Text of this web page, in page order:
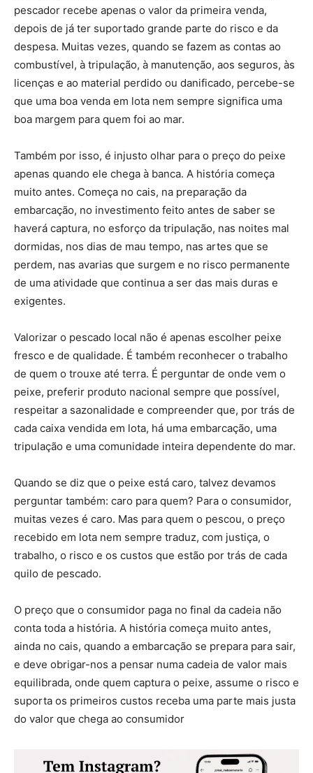
pescador recebe apenas o valor da primeira venda,
depois de já ter suportado grande parte do risco e da
despesa. Muitas vezes, quando se fazem as contas ao
combustível, à tripulação, à manutenção, aos seguros, às
licenças e ao material perdido ou danificado, percebe-se
que uma boa venda em lota nem sempre significa uma
boa margem para quem foi ao mar.
Também por isso, é injusto olhar para o preço do peixe
apenas quando ele chega à banca. A história começa
muito antes. Começa no cais, na preparação da
embarcação, no investimento feito antes de saber se
haverá captura, no esforço da tripulação, nas noites mal
dormidas, nos dias de mau tempo, nas artes que se
perdem, nas avarias que surgem e no risco permanente
de uma atividade que continua a ser das mais duras e
exigentes.
Valorizar o pescado local não é apenas escolher peixe
fresco e de qualidade. É também reconhecer o trabalho
de quem o trouxe até terra. É perguntar de onde vem o
peixe, preferir produto nacional sempre que possível,
respeitar a sazonalidade e compreender que, por trás de
cada caixa vendida em lota, há uma embarcação, uma
tripulação e uma comunidade inteira dependente do mar.
Quando se diz que o peixe está caro, talvez devamos
perguntar também: caro para quem? Para o consumidor,
muitas vezes é caro. Mas para quem o pescou, o preço
recebido em lota nem sempre traduz, com justiça, o
trabalho, o risco e os custos que estão por trás de cada
quilo de pescado.
O preço que o consumidor paga no final da cadeia não
conta toda a história. A história começa muito antes,
ainda no cais, quando a embarcação se prepara para sair,
e deve obrigar-nos a pensar numa cadeia de valor mais
equilibrada, onde quem captura o peixe, assume o risco e
suporta os primeiros custos receba uma parte mais justa
do valor que chega ao consumidor